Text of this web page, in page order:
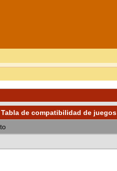
Tabla de compatibilidad de juegos